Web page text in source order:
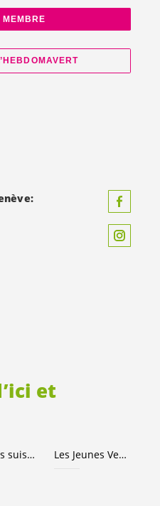
et
Les Verts suisses Les Jeunes Vert·e·s
MEMBRE